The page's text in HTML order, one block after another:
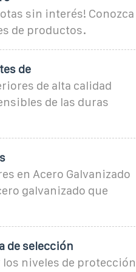
sin interés! Conozca
de productos.
de
de alta calidad
de las duras
en Acero Galvanizado
galvanizado que
de selección
niveles de protección